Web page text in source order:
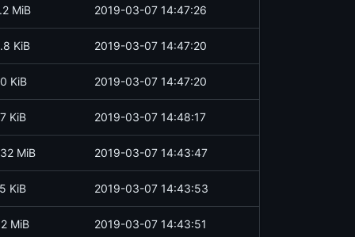
MiB 2019-03-07 14:47:26
KiB 2019-03-07 14:47:20
KiB 2019-03-07 14:47:20
KiB 2019-03-07 14:48:17
MiB 2019-03-07 14:43:47
KiB 2019-03-07 14:43:53
MiB 2019-03-07 14:43:51